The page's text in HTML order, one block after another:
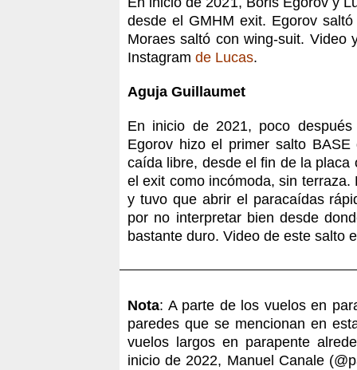
desde el GMHM exit. Egorov
Moraes saltó con wing-suit.
Instagram de Lucas.
Aguja Guillaumet
En inicio de 2021, poco
Egorov hizo el primer salto BASE
caída libre, desde el fin de la
el exit como incómoda, sin
y tuvo que abrir el paracaídas
por no interpretar bien desde
bastante duro. Video de este salto
Nota: A parte de los vuelos en
paredes que se mencionan en
vuelos largos en parapente
inicio de 2022, Manuel Canale